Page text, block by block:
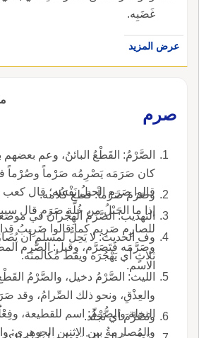
غَضَبِه.
عرض المزيد
صرم
الصَّرْمُ: القَطْعُ البائنُ، وعم بعضهم
كان صَرَمَه يَصْرِمُه صَرْماً وصُرْماً
قالوا صَرَم الحبلُ نَفْسُه؛
إذا ما الحَبْلُ من
للصارِمِ صَرِيم كما قالوا ضَرِيبُ
وصَرَّمَه
الاسم.
وصَرَمَ صَرْماً: قطع كلامه.
التهذيب: الصَّرْمُ الهِجْرانُ في موضعه.
وف الحديث: لا يَحِلُّ لمسلم أن
ثلاثٍ أي يَهْجُرَه ويقط مُكالمتَه.
الليث: الصَّرْمُ دخيل، والصَّرْمُ
النخلة والصُّرْمُ: اسم للقطيعة،
والمُصارمةُ بين الاثنين الجوهري:
وتَصََرَّمَ أي تَجَلّد.